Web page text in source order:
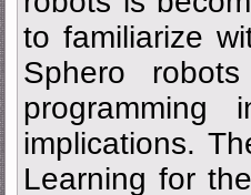
to familiarize
Sphero
implications.
Learning for